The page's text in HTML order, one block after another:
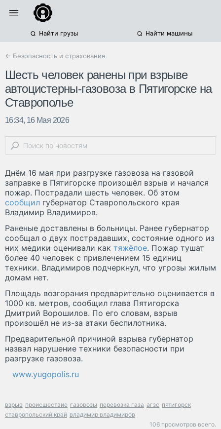
Найти грузы Найти машины
← Безопасность и страхование
Шесть человек ранены при взрыве
автоцистерны-газовоза в Пятигорске на
Ставрополье
16:34, 16 Мая 2026
Днём 16 мая при разгрузке газовоза на газовой
заправке в Пятигорске произошёл взрыв и начался
пожар. Пострадали шесть человек. Об этом
сообщил губернатор Ставропольского края
Владимир Владимиров.
Раненые доставлены в больницы. Ранее губернатор
сообщал о двух пострадавших, состояние одного из
них медики оценивали как тяжёлое. Пожар тушат
более 40 человек с привлечением 15 единиц
техники. Владимиров подчеркнул, что угрозы жилым
домам нет.
Площадь возгорания предварительно оценивается в
1000 кв. метров, сообщил глава Пятигорска
Дмитрий Ворошилов. По его словам, взрыв
произошёл не из-за атаки беспилотника.
Предварительной причиной взрыва губернатор
назвал нарушение техники безопасности при
разгрузке газовоза.
www.yugopolis.ru
взрыв происшествие газовозы перевозка газа агзс пятигорск
ставропольский край владимир владимиров
106 просмотров всего.